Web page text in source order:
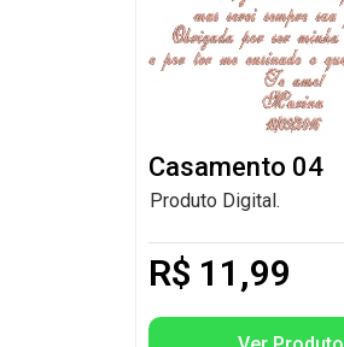
Casamento 04
Produto Digital.
R$ 11,99